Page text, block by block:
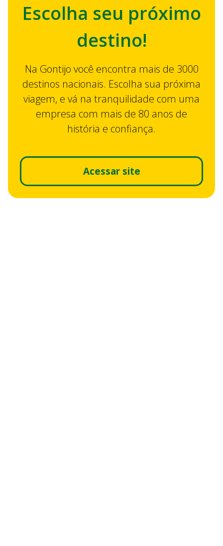
Escolha seu próximo
destino!
Na Gontijo você encontra mais de 3000
destinos nacionais. Escolha sua próxima
viagem, e vá na tranquilidade com uma
empresa com mais de 80 anos de
história e confiança.
Acessar site